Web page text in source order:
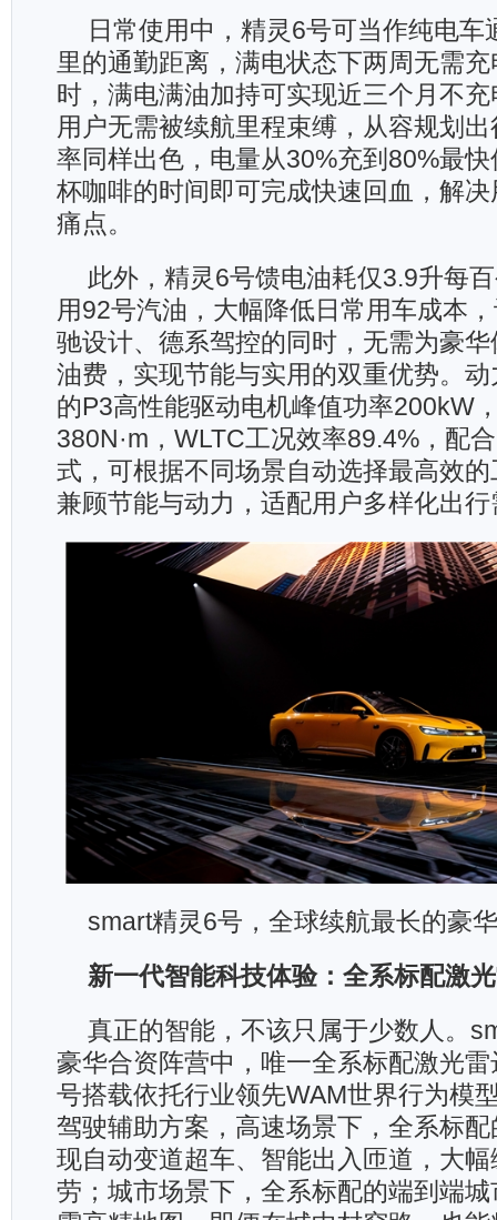
日常使用中，精灵6号可当作纯电车
里的通勤距离，满电状态下两周无需
时，满电满油加持可实现近三个月不
用户无需被续航里程束缚，从容规划
率同样出色，电量从30%充到80%最
杯咖啡的时间即可完成快速回血，解
痛点。
此外，精灵6号馈电油耗仅3.9升每
用92号汽油，大幅降低日常用车成本
驰设计、德系驾控的同时，无需为豪
油费，实现节能与实用的双重优势。
的P3高性能驱动电机峰值功率200kW
380N·m，WLTC工况效率89.4%，配
式，可根据不同场景自动选择最高效
兼顾节能与动力，适配用户多样化出行
smart精灵6号，全球续航最长的豪
新一代智能科技体验：全系标配激
真正的智能，不该只属于少数人。
豪华合资阵营中，唯一全系标配激光
号搭载依托行业领先WAM世界行为模
驾驶辅助方案，高速场景下，全系标
现自动变道超车、智能出入匝道，大
劳；城市场景下，全系标配的端到端